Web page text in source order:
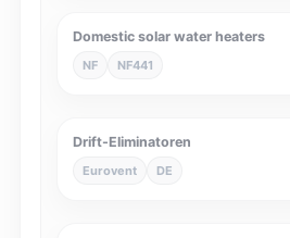
Domestic solar water heaters
NF NF441
Drift-Eliminatoren
Eurovent DE